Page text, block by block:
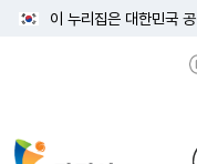
이 누리집은 대한민국